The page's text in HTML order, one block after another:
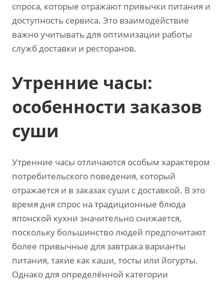
спроса, которые отражают привычки питания и
доступность сервиса. Это взаимодействие
важно учитывать для оптимизации работы
служб доставки и ресторанов.
Утренние часы:
особенности заказов
суши
Утренние часы отличаются особым характером
потребительского поведения, который
отражается и в заказах суши с доставкой. В это
время дня спрос на традиционные блюда
японской кухни значительно снижается,
поскольку большинство людей предпочитают
более привычные для завтрака варианты
питания, такие как каши, тосты или йогурты.
Однако для определённой категории